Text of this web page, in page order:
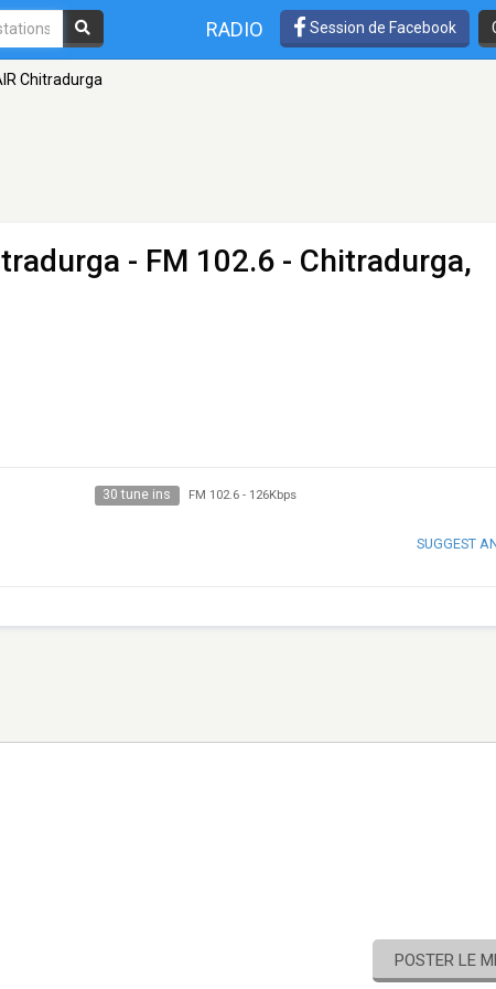
RADIO Session de Facebook
Chitradurga
- FM 102.6 - Chitradurga,
30 tune ins FM 102.6- 126Kbps
SUGGEST
POSTER LE